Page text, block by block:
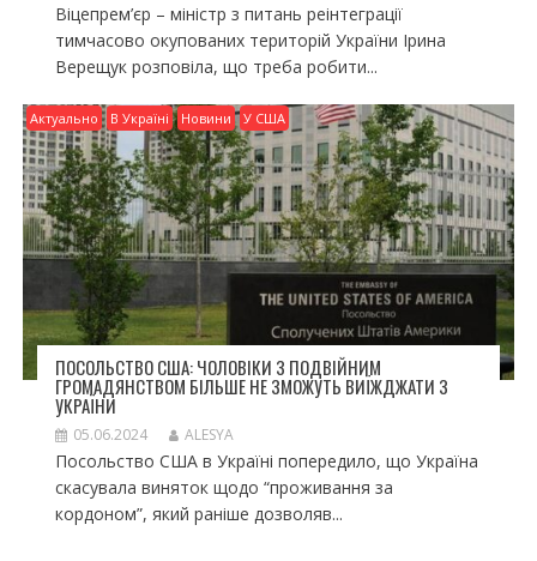
Віцепрем’єр – міністр з питань реінтеграції
тимчасово окупованих територій України Ірина
Верещук розповіла, що треба робити...
Актуально В Україні Новини У США
ПОСОЛЬСТВО США: ЧОЛОВІКИ З ПОДВІЙНИМ
ГРОМАДЯНСТВОМ БІЛЬШЕ НЕ ЗМОЖУТЬ ВИЇЖДЖАТИ З
УКРАЇНИ
05.06.2024 ALESYA
Посольство США в Україні попередило, що Україна
скасувала виняток щодо “проживання за
кордоном”, який раніше дозволяв...